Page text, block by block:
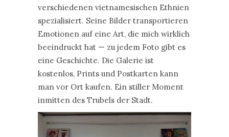
verschiedenen vietnamesischen Ethnien
spezialisiert. Seine Bilder transportieren
Emotionen auf eine Art, die mich wirklich
beeindruckt hat — zu jedem Foto gibt es
eine Geschichte. Die Galerie ist
kostenlos, Prints und Postkarten kann
man vor Ort kaufen. Ein stiller Moment
inmitten des Trubels der Stadt.